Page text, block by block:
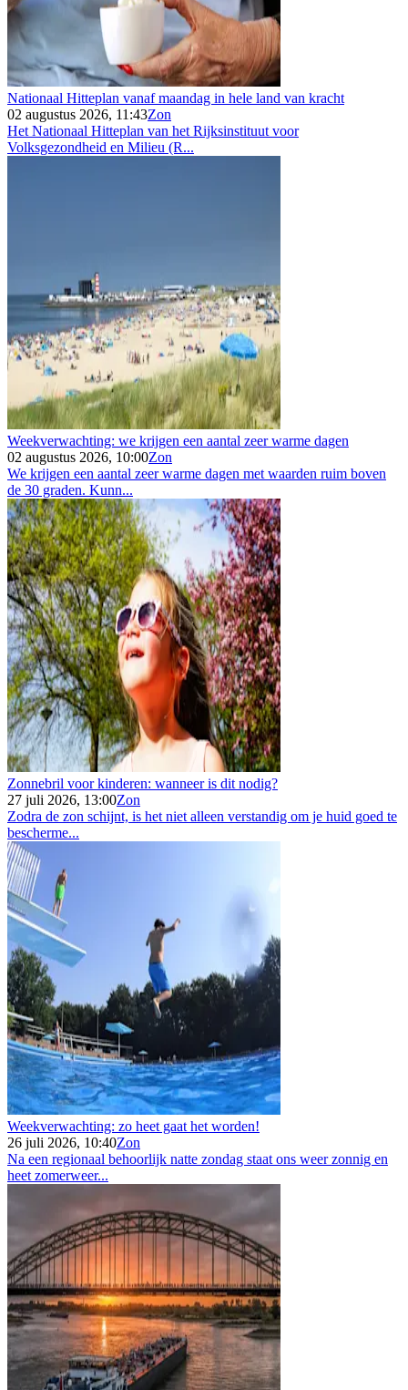
Nationaal Hitteplan vanaf maandag in hele land van kracht
02 augustus 2026, 11:43Zon
Het Nationaal Hitteplan van het Rijksinstituut voor
Volksgezondheid en Milieu (R...
Weekverwachting: we krijgen een aantal zeer warme dagen
02 augustus 2026, 10:00Zon
We krijgen een aantal zeer warme dagen met waarden ruim boven
de 30 graden. Kunn...
Zonnebril voor kinderen: wanneer is dit nodig?
27 juli 2026, 13:00Zon
Zodra de zon schijnt, is het niet alleen verstandig om je huid goed te
bescherme...
Weekverwachting: zo heet gaat het worden!
26 juli 2026, 10:40Zon
Na een regionaal behoorlijk natte zondag staat ons weer zonnig en
heet zomerweer...